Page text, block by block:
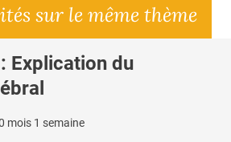
sur le même thème
Explication du
mois 1 semaine